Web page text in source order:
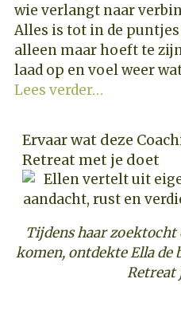
wie verlangt naar
Alles is tot in de
alleen maar hoeft te
laad op en voel weer
Lees verder…
Ervaar wat deze
Retreat met je doet
Tijdens haar
komen, ontdekte Ella de
Retreat